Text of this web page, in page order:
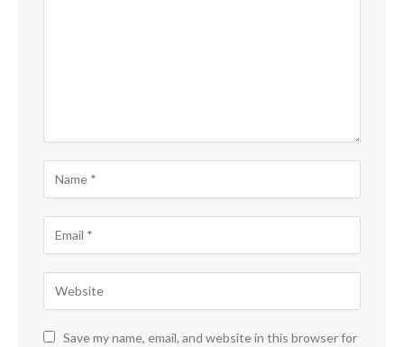
Save my name, email, and website in this browser for